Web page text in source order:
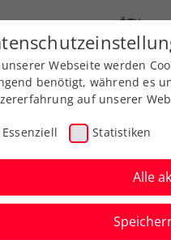
ÖTV
AusbildungWebseite werden
benötigt, während es
auf unserer
Essenziell Statistiken
Alle